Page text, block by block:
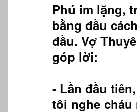
Phú im lặng,
bằng đầu
đầu. Vợ
góp lời:
- Lần đầu
tôi nghe cháu